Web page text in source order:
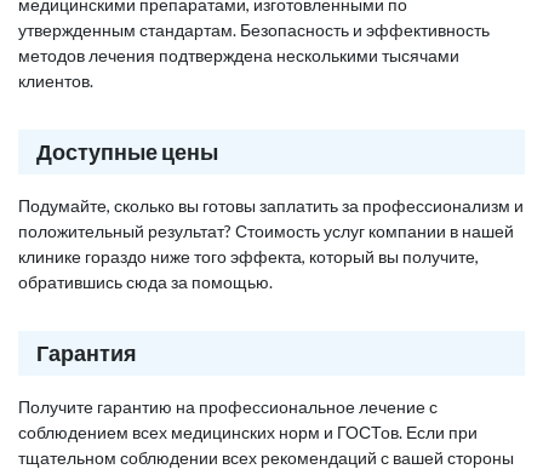
медицинскими препаратами, изготовленными по
утвержденным стандартам. Безопасность и эффективность
методов лечения подтверждена несколькими тысячами
клиентов.
Доступные цены
Подумайте, сколько вы готовы заплатить за профессионализм и
положительный результат? Стоимость услуг компании в нашей
клинике гораздо ниже того эффекта, который вы получите,
обратившись сюда за помощью.
Гарантия
Получите гарантию на профессиональное лечение с
соблюдением всех медицинских норм и ГОСТов. Если при
тщательном соблюдении всех рекомендаций с вашей стороны